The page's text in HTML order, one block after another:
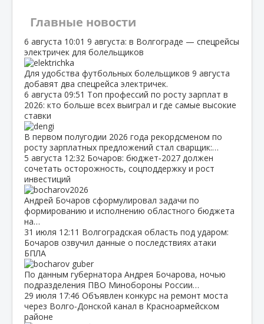
Главные новости
6 августа 10:01 9 августа: в Волгограде — спецрейсы
электричек для болельщиков
Для удобства футбольных болельщиков 9 августа
добавят два спецрейса электричек.
6 августа 09:51 Топ профессий по росту зарплат в
2026: кто больше всех выиграл и где самые высокие
ставки
В первом полугодии 2026 года рекордсменом по
росту зарплатных предложений стал сварщик:…
5 августа 12:32 Бочаров: бюджет‑2027 должен
сочетать осторожность, соцподдержку и рост
инвестиций
Андрей Бочаров сформулировал задачи по
формированию и исполнению областного бюджета
на…
31 июля 12:11 Волгоградская область под ударом:
Бочаров озвучил данные о последствиях атаки
БПЛА
По данным губернатора Андрея Бочарова, ночью
подразделения ПВО Минобороны России…
29 июля 17:46 Объявлен конкурс на ремонт моста
через Волго‑Донской канал в Красноармейском
районе